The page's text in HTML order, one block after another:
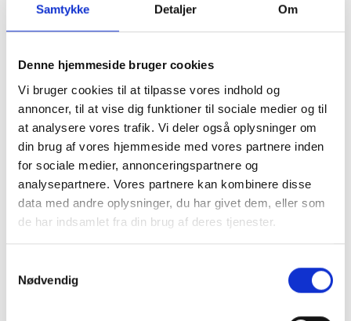
Samtykke Detaljer Om
Denne hjemmeside bruger cookies
Vi bruger cookies til at tilpasse vores indhold og
annoncer, til at vise dig funktioner til sociale medier og til
at analysere vores trafik. Vi deler også oplysninger om
din brug af vores hjemmeside med vores partnere inden
for sociale medier, annonceringspartnere og
analysepartnere. Vores partnere kan kombinere disse
data med andre oplysninger, du har givet dem, eller som
de har indsamlet fra din brug af deres tjenester.
Nødvendig
CVR nr. 17075446